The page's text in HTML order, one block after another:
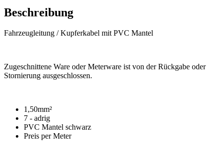
Beschreibung
Fahrzeugleitung / Kupferkabel mit PVC Mantel
Zugeschnittene Ware oder Meterware ist von der Rückgabe oder
Stornierung ausgeschlossen.
1,50mm²
7 - adrig
PVC Mantel schwarz
Preis per Meter